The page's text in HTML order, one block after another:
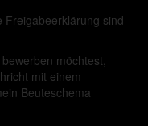
sind
möchtest,
mit einem
Beuteschema